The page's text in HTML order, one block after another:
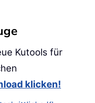
Kutools für
klicken!